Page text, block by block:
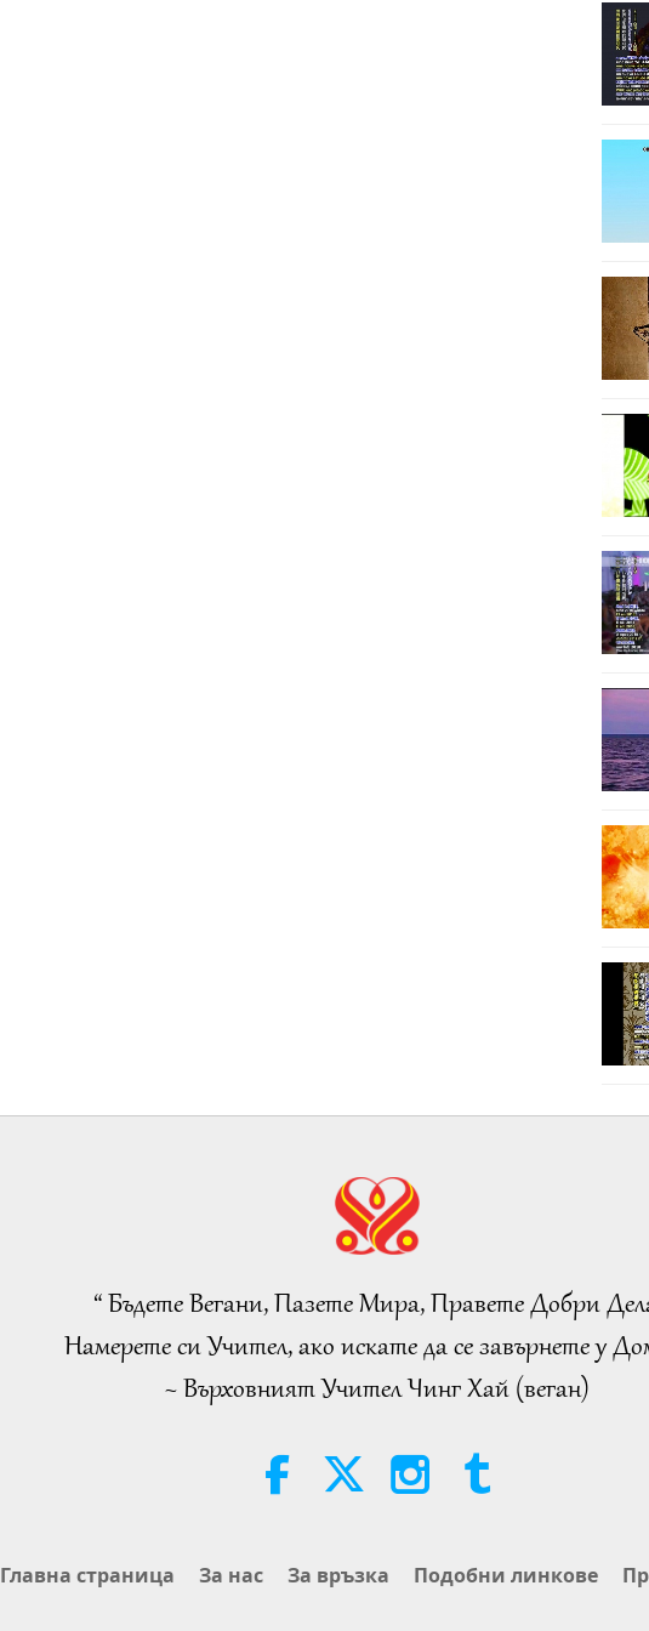
29
31
32
33
34
35
36
“ Бъдете Вегани, Пазете Мира, Правете Добри
Намерете си Учител, ако искате да се завърнете у
~ Върховният Учител Чинг Хай (веган)
Главна страница За нас За връзка Подобни линкове